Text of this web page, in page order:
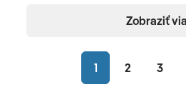
1 2 3
Zobraziť